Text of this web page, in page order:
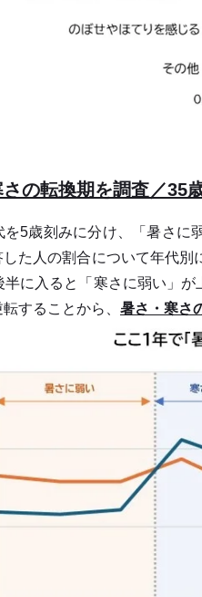
の転換期を調査／35
5歳刻みに分け、「暑さに
た人の割合について年代
半に入ると「寒さに弱い」
することから、 暑さ・寒さ